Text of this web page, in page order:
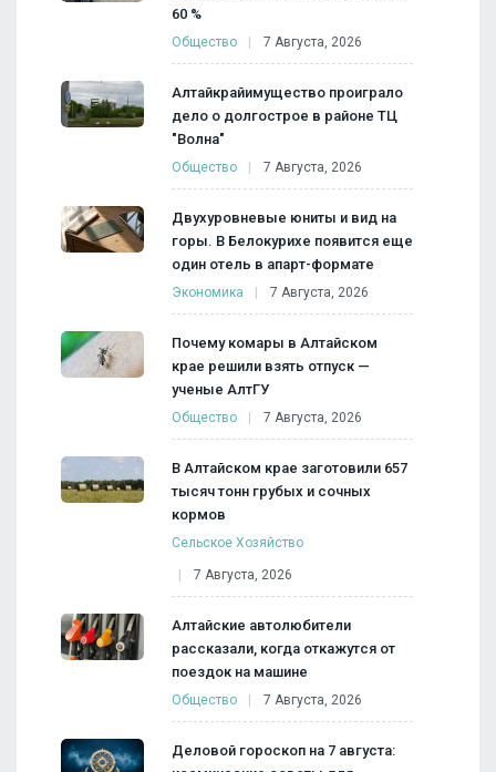
60 %
Общество 7 Августа, 2026
Алтайкрайимущество проиграло
дело о долгострое в районе ТЦ
"Волна"
Общество 7 Августа, 2026
Двухуровневые юниты и вид на
горы. В Белокурихе появится еще
один отель в апарт-формате
Экономика 7 Августа, 2026
Почему комары в Алтайском
крае решили взять отпуск —
ученые АлтГУ
Общество 7 Августа, 2026
В Алтайском крае заготовили 657
тысяч тонн грубых и сочных
кормов
Сельское Хозяйство
7 Августа, 2026
Алтайские автолюбители
рассказали, когда откажутся от
поездок на машине
Общество 7 Августа, 2026
Деловой гороскоп на 7 августа: